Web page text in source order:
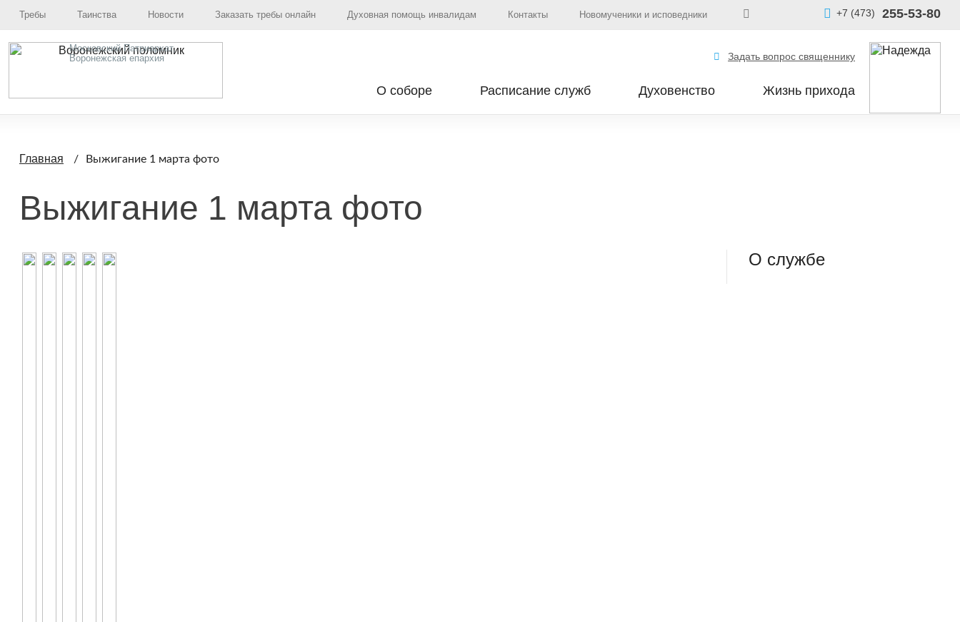
Требы Таинства Новости Заказать требы онлайн Духовная помощь инвалидам Контакты Новомученики и исповедники +7 (473) 255-53-80
Московский Патриархат,
Воронежская епархия
Задать вопрос священнику
О соборе Расписание служб Духовенство Жизнь прихода
Главная Выжигание 1 марта фото
Выжигание 1 марта фото
О службе